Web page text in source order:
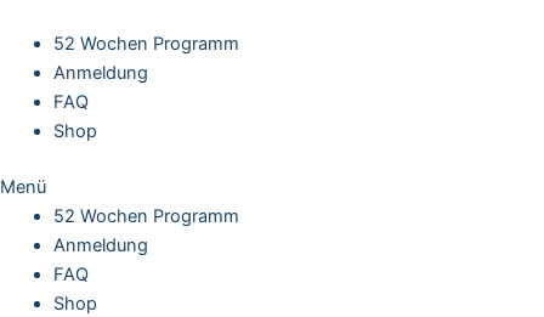
content
52 Wochen Programm
Anmeldung
FAQ
Shop
Menü
52 Wochen Programm
Anmeldung
FAQ
Shop